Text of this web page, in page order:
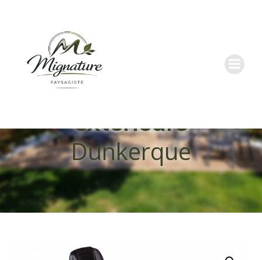
Aménagements
extérieurs
Dunkerque